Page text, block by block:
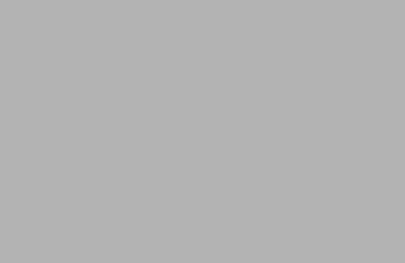
navigazione e
analitici e di
messaggi
loro abitudini di
i cookie facendo
tutti i cookie
è possibile